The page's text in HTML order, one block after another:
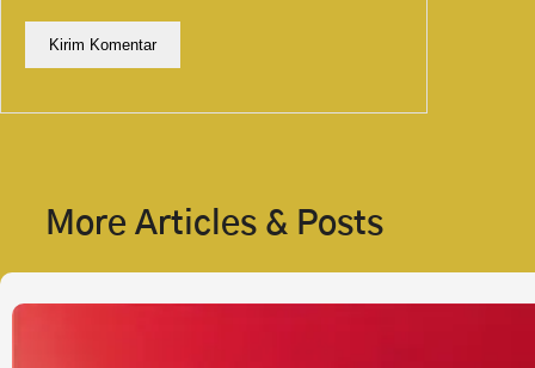
More Articles & Posts